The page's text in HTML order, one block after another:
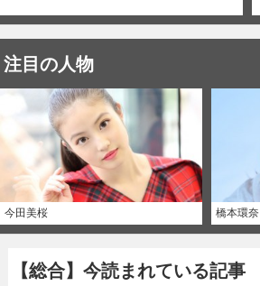
注目の人物
今田美桜 橋本環奈
【総合】今読まれている記事